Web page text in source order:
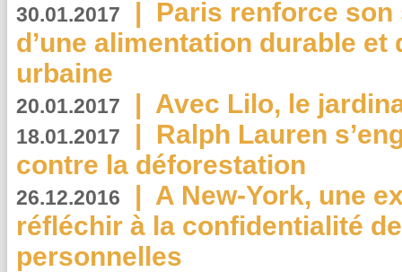
30.01.2017 | Paris renforce
d’une alimentation durable et
urbaine
20.01.2017 | Avec Lilo, le
18.01.2017 | Ralph Lauren
contre la déforestation
26.12.2016 | A New-York, une
réfléchir à la confidentialité
personnelles